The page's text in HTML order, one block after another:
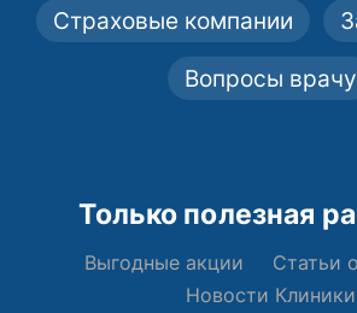
Страховые компании
Вопросы врачу
Только полезная
Выгодные акции
Статьи
Новости Клиники